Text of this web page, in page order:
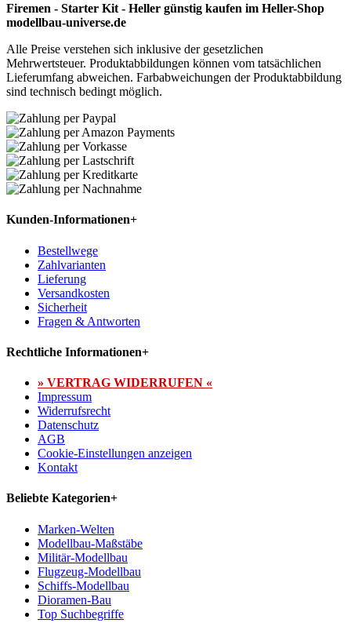
Firemen - Starter Kit - Heller günstig kaufen im Heller-Shop
modellbau-universe.de
Alle Preise verstehen sich inklusive der gesetzlichen
Mehrwertsteuer. Produktabbildungen können vom tatsächlichen
Lieferumfang abweichen. Farbabweichungen der Produktabbildung
sind technisch bedingt möglich.
Kunden-Informationen+
Bestellwege
Zahlvarianten
Lieferung
Versandkosten
Sicherheit
Fragen & Antworten
Rechtliche Informationen+
» VERTRAG WIDERRUFEN «
Impressum
Widerrufsrecht
Datenschutz
AGB
Cookie-Einstellungen anzeigen
Kontakt
Beliebte Kategorien+
Marken-Welten
Modellbau-Maßstäbe
Militär-Modellbau
Flugzeug-Modellbau
Schiffs-Modellbau
Dioramen-Bau
Top Suchbegriffe